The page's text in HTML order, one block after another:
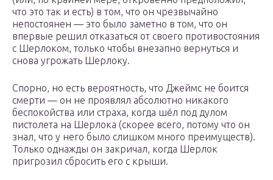
что это так и есть) в том, что он чрезвычайно
непостоянен — это было заметно в том, что он
впервые решил отказаться от своего противостояния
с Шерлоком, только чтобы внезапно вернуться и
снова угрожать Шерлоку.
Спорно, но есть вероятность, что Джеймс не боится
смерти — он не проявлял абсолютно никакого
беспокойства или страха, когда шёл под дулом
пистолета на Шерлока (скорее всего, потому что он
знал, что у него было слишком много преимуществ).
Только однажды он закричал, когда Шерлок
пригрозил сбросить его с крыши.